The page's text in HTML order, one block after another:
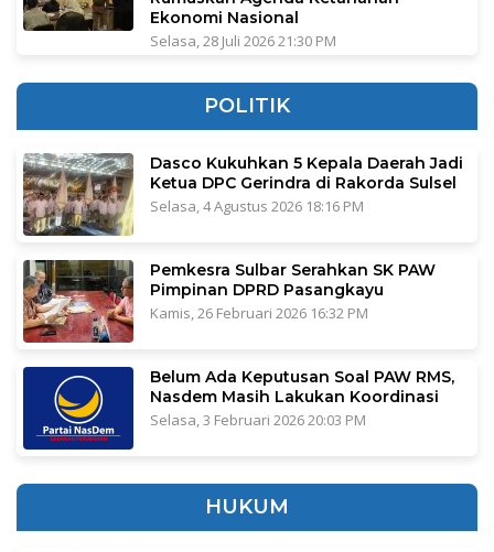
Ekonomi Nasional
Selasa, 28 Juli 2026 21:30 PM
POLITIK
Dasco Kukuhkan 5 Kepala Daerah Jadi
Ketua DPC Gerindra di Rakorda Sulsel
Selasa, 4 Agustus 2026 18:16 PM
Pemkesra Sulbar Serahkan SK PAW
Pimpinan DPRD Pasangkayu
Kamis, 26 Februari 2026 16:32 PM
Belum Ada Keputusan Soal PAW RMS,
Nasdem Masih Lakukan Koordinasi
Selasa, 3 Februari 2026 20:03 PM
HUKUM